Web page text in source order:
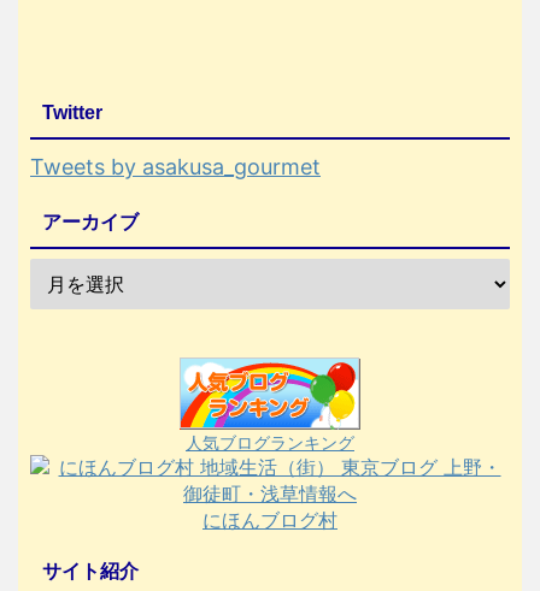
Twitter
Tweets by asakusa_gourmet
アーカイブ
人気ブログランキング
にほんブログ村
サイト紹介